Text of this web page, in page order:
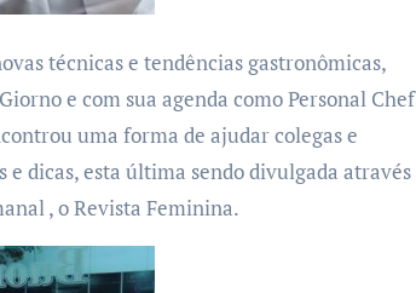
técnicas e tendências gastronômicas,
e com sua agenda como Personal Chef
uma forma de ajudar colegas e
e dicas, esta última sendo divulgada através
, o Revista Feminina.